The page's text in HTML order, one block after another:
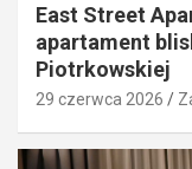
East Street
apartament
Piotrkowskiej
29 czerwca 2026